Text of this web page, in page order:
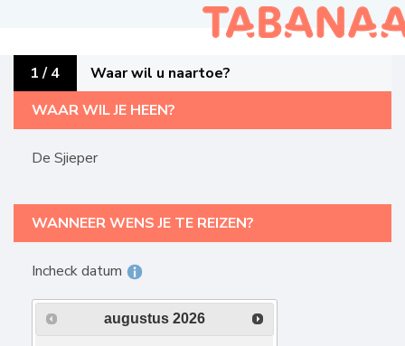
1 / 4
Waar wil u naartoe?
WAAR WIL JE HEEN?
De Sjieper
WANNEER WENS JE TE REIZEN?
Incheck datum
augustus 2026